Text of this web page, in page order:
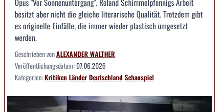
Opus "Vor Sonnenuntergang". Roland Schimmelpfennigs Arbeit
besitzt aber nicht die gleiche literarische Qualität. Trotzdem gibt
es originelle Einfälle, die immer wieder plastisch umgesetzt
werden.
Geschrieben vonALEXANDER WALTHER
Veröffentlichungsdatum:07.06.2026
Kategorien:KritikenLänderDeutschlandSchauspiel